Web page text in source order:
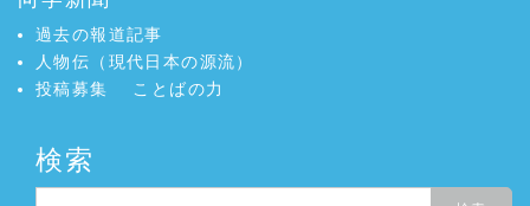
過去の報道記事
人物伝（現代日本の源流）
投稿募集
ことばの力
検索